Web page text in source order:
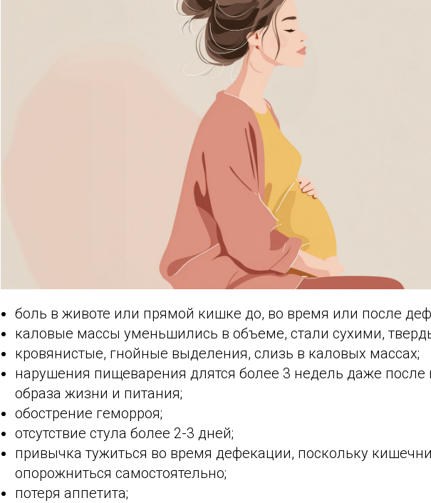
боль в животе или прямой кишке до, во время или после
каловые массы уменьшились в объеме, стали сухими,
кровянистые, гнойные выделения, слизь в каловых массах;
нарушения пищеварения длятся более 3 недель даже после
образа жизни и питания;
обострение геморроя;
отсутствие стула более 2-3 дней;
привычка тужиться во время дефекации, поскольку
опорожниться самостоятельно;
потеря аппетита;